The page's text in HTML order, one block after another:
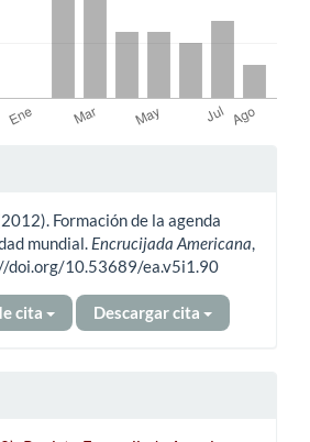
Formación de la agenda
mundial. Encrucijada Americana,
doi.org/10.53689/ea.v5i1.90
cita Descargar cita